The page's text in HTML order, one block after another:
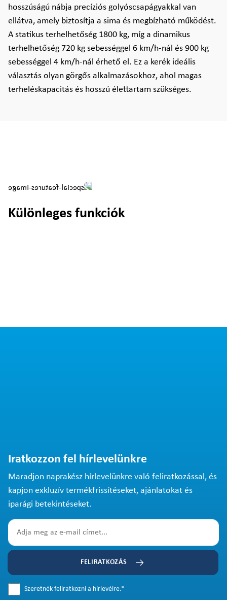
hosszúságú nábja precíziós golyóscsapágyakkal van
ellátva, amely biztosítja a sima és megbízható működést.
A statikus terhelhetőség 1800 kg, míg a dinamikus
terhelhetőség 720 kg sebességgel 6 km/h-nál és 900 kg
sebességgel 4 km/h-nál érhető el. Ez a kerék ideális
választás olyan görgős alkalmazásokhoz, ahol magas
terheléskapacitás és hosszú élettartam szükséges.
Különleges funkciók
Iratkozzon fel hírlevelünkre
Maradjon naprakész hírlevelünkre való feliratkozással, és
kapjon exkluzív termékfrissítéseket, ajánlatokat és
iparági betekintéseket.
FELIRATKOZÁS
Szeretnék feliratkozni a hírlevélre.*